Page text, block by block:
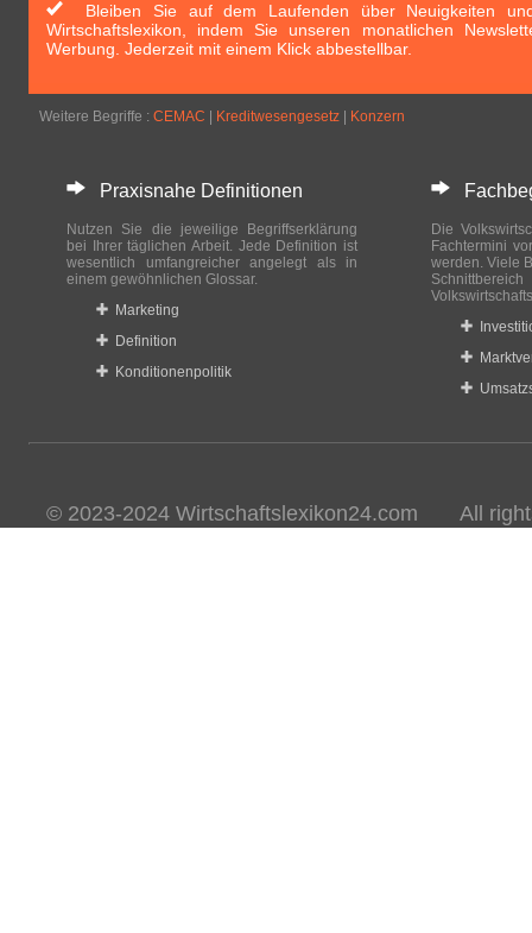
Bleiben Sie auf dem Laufenden über Neuigkeiten
Wirtschaftslexikon, indem Sie unseren monatlichen
Werbung. Jederzeit mit einem Klick abbestellbar.
Weitere Begriffe : CEMAC Kreditwesengesetz Konzern
Praxisnahe Definitionen
Nutzen Sie die jeweilige Begriffserklärung
bei Ihrer täglichen Arbeit. Jede Definition ist
wesentlich umfangreicher angelegt als in
einem gewöhnlichen Glossar.
Marketing
Definition
Konditionenpolitik
Die
Fachtermini
werden. Viele
© 2023-2024 Wirtschaftslexikon24.com All